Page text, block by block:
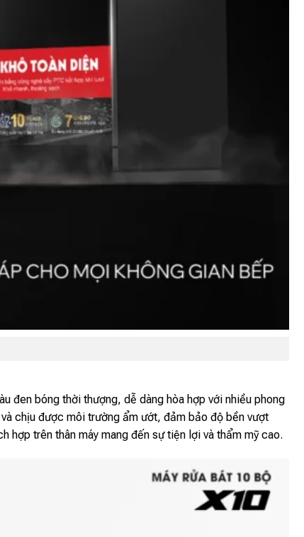
đen bóng thời thượng, dễ dàng hòa hợp với nhiều phong
chịu được môi trường ẩm ướt, đảm bảo độ bền vượt
hợp trên thân máy mang đến sự tiện lợi và thẩm mỹ cao.